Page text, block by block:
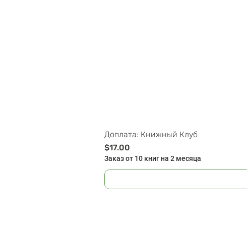
Доплата: Книжный Клуб
Цена
$17.00
Заказ от 10 книг на 2 месяца